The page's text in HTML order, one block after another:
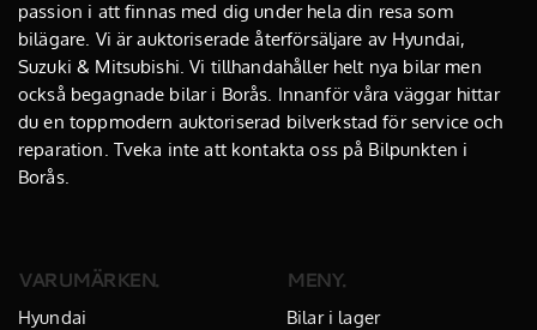
passion i att finnas med dig under hela din resa som
bilägare. Vi är auktoriserade återförsäljare av Hyundai,
Suzuki & Mitsubishi. Vi tillhandahåller helt nya bilarmen
också begagnade bilar i Borås. Innanför våra väggar hittar
du en toppmodern auktoriserad bilverkstad för service och
reparation. Tveka inte att kontakta oss på Bilpunkten i
Borås.
VARUMÄRKEN.
Hyundai
MENY.
Bilar i lager